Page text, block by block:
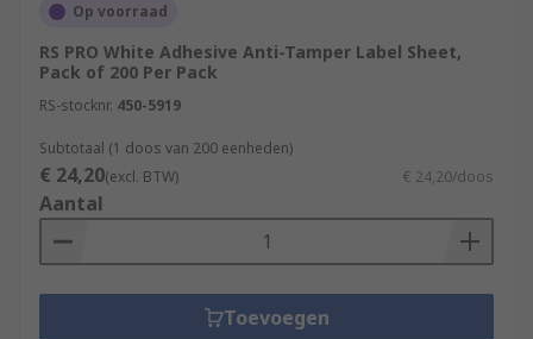
Op voorraad
RS PRO White Adhesive Anti-Tamper Label Sheet,
Pack of 200 Per Pack
RS-stocknr. 450-5919
Subtotaal (1 doos van 200 eenheden)
€ 24,20(excl. BTW) € 24,20/doos
Aantal
Toevoegen